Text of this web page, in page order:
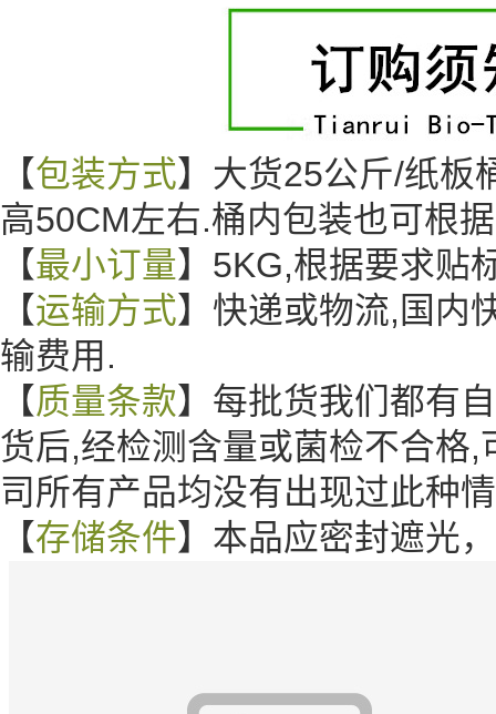
【包装方式】大货25公斤/纸板
高50CM左右.桶内包装也可根
【最小订量】5KG,根据要求
【运输方式】快递或物流,国内
输费用.
【质量条款】每批货我们都有
货后,经检测含量或菌检不合格
司所有产品均没有出现过此种
【存储条件】本品应密封遮光